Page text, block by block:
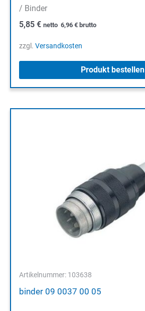
/ Binder
5,85 € netto 6,96 € brutto
zzgl. Versandkosten
Produkt bestellen
Artikelnummer: 103638
binder 09 0037 00 05